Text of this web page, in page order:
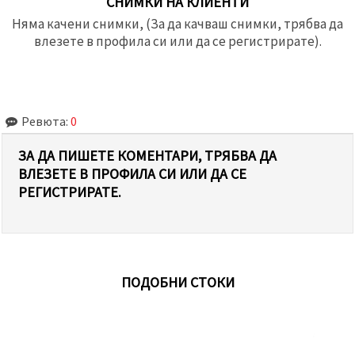
Няма качени снимки, (За да качваш снимки, трябва да
влезете в профила си или да се регистрирате).
Ревюта: 0
ЗА ДА ПИШЕТЕ КОМЕНТАРИ, ТРЯБВА ДА
ВЛЕЗЕТЕ В ПРОФИЛА СИ ИЛИ ДА СЕ
РЕГИСТРИРАТЕ.
ПОДОБНИ СТОКИ